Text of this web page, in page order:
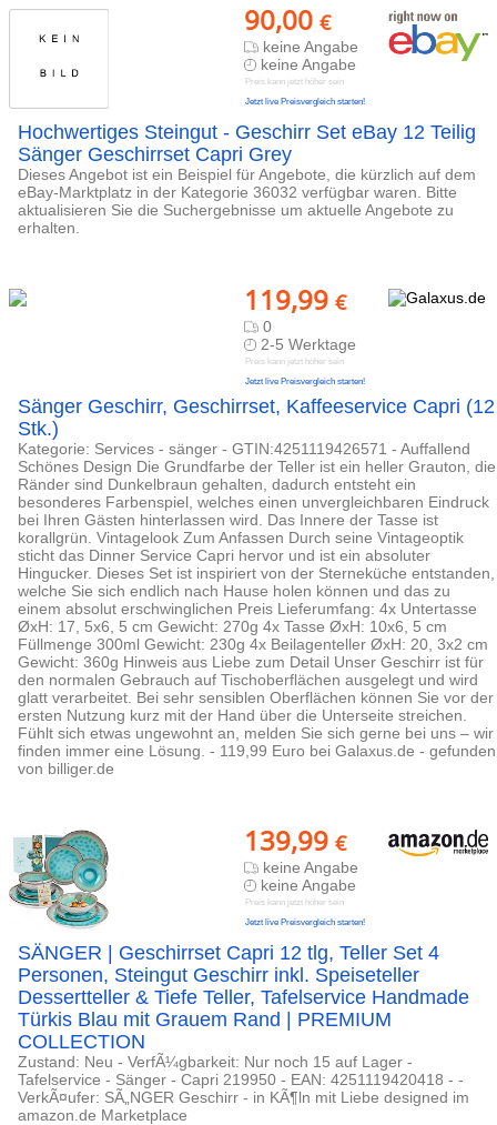
90,00 €
keine Angabe
keine Angabe
Preis kann jetzt höher sein
Jetzt live Preisvergleich starten!
Hochwertiges Steingut - Geschirr Set eBay 12 Teilig
Sänger Geschirrset Capri Grey
Dieses Angebot ist ein Beispiel für Angebote, die kürzlich auf dem
eBay-Marktplatz in der Kategorie 36032 verfügbar waren. Bitte
aktualisieren Sie die Suchergebnisse um aktuelle Angebote zu
erhalten.
119,99 €
0
2-5 Werktage
Preis kann jetzt höher sein
Jetzt live Preisvergleich starten!
Sänger Geschirr, Geschirrset, Kaffeeservice Capri (12
Stk.)
Kategorie: Services - sänger - GTIN:4251119426571 - Auffallend
Schönes Design Die Grundfarbe der Teller ist ein heller Grauton, die
Ränder sind Dunkelbraun gehalten, dadurch entsteht ein
besonderes Farbenspiel, welches einen unvergleichbaren Eindruck
bei Ihren Gästen hinterlassen wird. Das Innere der Tasse ist
korallgrün. Vintagelook Zum Anfassen Durch seine Vintageoptik
sticht das Dinner Service Capri hervor und ist ein absoluter
Hingucker. Dieses Set ist inspiriert von der Sterneküche entstanden,
welche Sie sich endlich nach Hause holen können und das zu
einem absolut erschwinglichen Preis Lieferumfang: 4x Untertasse
ØxH: 17, 5x6, 5 cm Gewicht: 270g 4x Tasse ØxH: 10x6, 5 cm
Füllmenge 300ml Gewicht: 230g 4x Beilagenteller ØxH: 20, 3x2 cm
Gewicht: 360g Hinweis aus Liebe zum Detail Unser Geschirr ist für
den normalen Gebrauch auf Tischoberflächen ausgelegt und wird
glatt verarbeitet. Bei sehr sensiblen Oberflächen können Sie vor der
ersten Nutzung kurz mit der Hand über die Unterseite streichen.
Fühlt sich etwas ungewohnt an, melden Sie sich gerne bei uns – wir
finden immer eine Lösung. - 119,99 Euro bei Galaxus.de - gefunden
von billiger.de
139,99 €
keine Angabe
keine Angabe
Preis kann jetzt höher sein
Jetzt live Preisvergleich starten!
SÄNGER | Geschirrset Capri 12 tlg, Teller Set 4
Personen, Steingut Geschirr inkl. Speiseteller
Dessertteller & Tiefe Teller, Tafelservice Handmade
Türkis Blau mit Grauem Rand | PREMIUM
COLLECTION
Zustand: Neu - VerfÃ¼gbarkeit: Nur noch 15 auf Lager -
Tafelservice - Sänger - Capri 219950 - EAN: 4251119420418 - -
VerkÃ¤ufer: SÃ„NGER Geschirr - in KÃ¶ln mit Liebe designed im
amazon.de Marketplace